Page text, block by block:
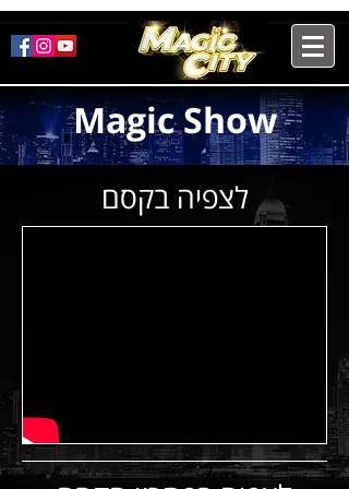
Magic Show
לצפיה בקסם